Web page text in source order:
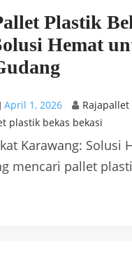
Plastik
Hemat
April 1, 2026 Rajapallet
plastik bekas bekasi
Karawang:
mencari pallet